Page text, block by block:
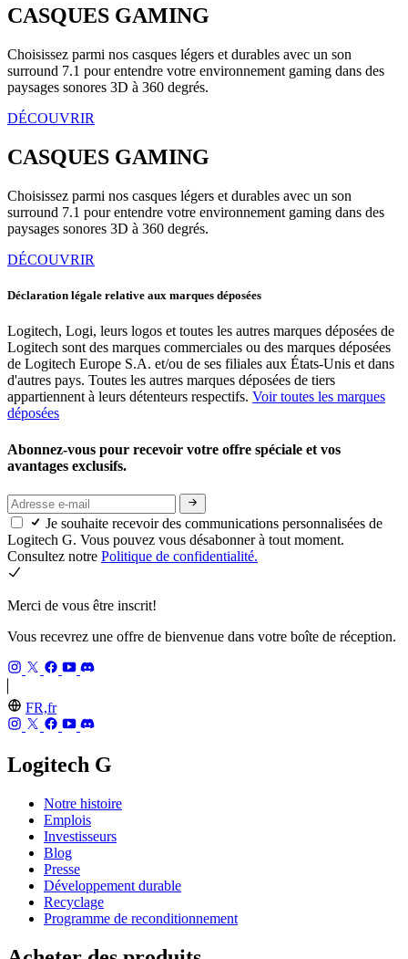
CASQUES GAMING
Choisissez parmi nos casques légers et durables avec un son
surround 7.1 pour entendre votre environnement gaming dans des
paysages sonores 3D à 360 degrés.
DÉCOUVRIR
CASQUES GAMING
Choisissez parmi nos casques légers et durables avec un son
surround 7.1 pour entendre votre environnement gaming dans des
paysages sonores 3D à 360 degrés.
DÉCOUVRIR
Déclaration légale relative aux marques déposées
Logitech, Logi, leurs logos et toutes les autres marques déposées de
Logitech sont des marques commerciales ou des marques déposées
de Logitech Europe S.A. et/ou de ses filiales aux États-Unis et dans
d'autres pays. Toutes les autres marques déposées de tiers
appartiennent à leurs détenteurs respectifs. Voir toutes les marques
déposées
Abonnez-vous pour recevoir votre offre spéciale et vos
avantages exclusifs.
Je souhaite recevoir des communications personnalisées de
Logitech G. Vous pouvez vous désabonner à tout moment.
Consultez notre Politique de confidentialité.
Merci de vous être inscrit!
Vous recevrez une offre de bienvenue dans votre boîte de réception.
FR,fr
Logitech G
Notre histoire
Emplois
Investisseurs
Blog
Presse
Développement durable
Recyclage
Programme de reconditionnement